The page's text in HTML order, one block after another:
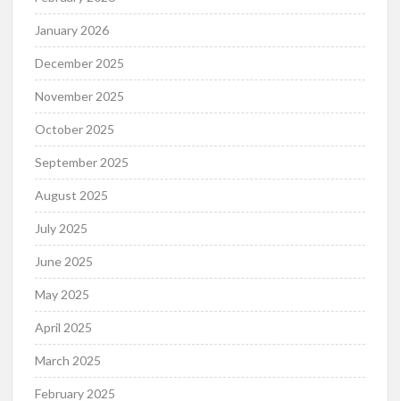
January 2026
December 2025
November 2025
October 2025
September 2025
August 2025
July 2025
June 2025
May 2025
April 2025
March 2025
February 2025